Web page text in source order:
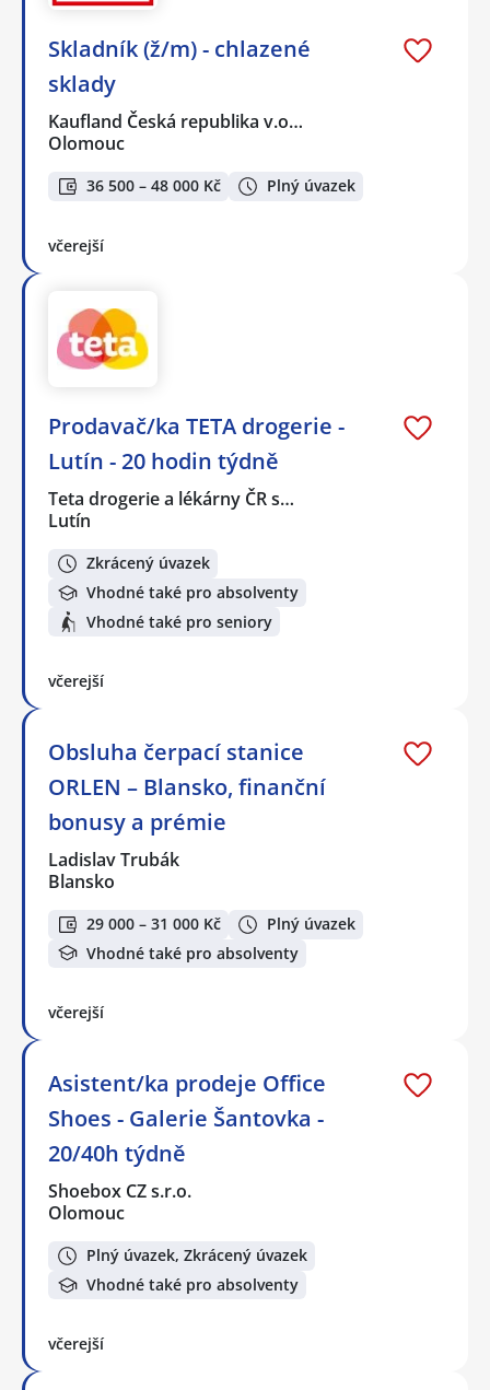
Skladník (ž/m) - chlazené
sklady
Kaufland Česká republika v.o…
Olomouc
36 500 – 48 000 Kč Plný úvazek
včerejší
Prodavač/ka TETA drogerie -
Lutín - 20 hodin týdně
Teta drogerie a lékárny ČR s…
Lutín
Zkrácený úvazek
Vhodné také pro absolventy
Vhodné také pro seniory
včerejší
Obsluha čerpací stanice
ORLEN – Blansko, finanční
bonusy a prémie
Ladislav Trubák
Blansko
29 000 – 31 000 Kč
Plný úvazek
Vhodné také pro absolventy
včerejší
Asistent/ka prodeje Office
Shoes - Galerie Šantovka -
20/40h týdně
Shoebox CZ s.r.o.
Olomouc
Plný úvazek, Zkrácený úvazek
Vhodné také pro absolventy
včerejší